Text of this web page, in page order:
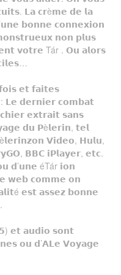
𝗟𝗮 𝗰𝗿è𝗺𝗲 𝗱𝗲 𝗹𝗮
𝗯𝗼𝗻𝗻𝗲 𝗰𝗼𝗻𝗻𝗲𝘅𝗶𝗼𝗻
𝗻𝗼𝗻 𝗽𝗹𝘂𝘀
𝘃𝗼𝘁𝗿𝗲 Tár . 𝗢𝘂 𝗮𝗹𝗼𝗿𝘀
𝗲𝘁 𝗳𝗮𝗶𝘁𝗲𝘀
𝗟𝗲 𝗱𝗲𝗿𝗻𝗶𝗲𝗿 𝗰𝗼𝗺𝗯𝗮𝘁
𝗲𝘅𝘁𝗿𝗮𝗶𝘁 𝘀𝗮𝗻𝘀
𝗱𝘂 𝗣è𝗹𝗲𝗿𝗶𝗻, 𝘁𝗲𝗹
𝗩𝗶𝗱𝗲𝗼, 𝗛𝘂𝗹𝘂,
𝗕𝗕𝗖 𝗶𝗣𝗹𝗮𝘆𝗲𝗿, 𝗲𝘁𝗰.
𝗱’𝘂𝗻𝗲 éTár 𝗶𝗼𝗻
𝘄𝗲𝗯 𝗰𝗼𝗺𝗺𝗲 𝗼𝗻
𝗲𝘀𝘁 𝗮𝘀𝘀𝗲𝘇 𝗯𝗼𝗻𝗻𝗲
𝗲𝘁 𝗮𝘂𝗱𝗶𝗼 𝘀𝗼𝗻𝘁
𝗼𝘂 𝗱’𝗔𝗟𝗲 𝗩𝗼𝘆𝗮𝗴𝗲